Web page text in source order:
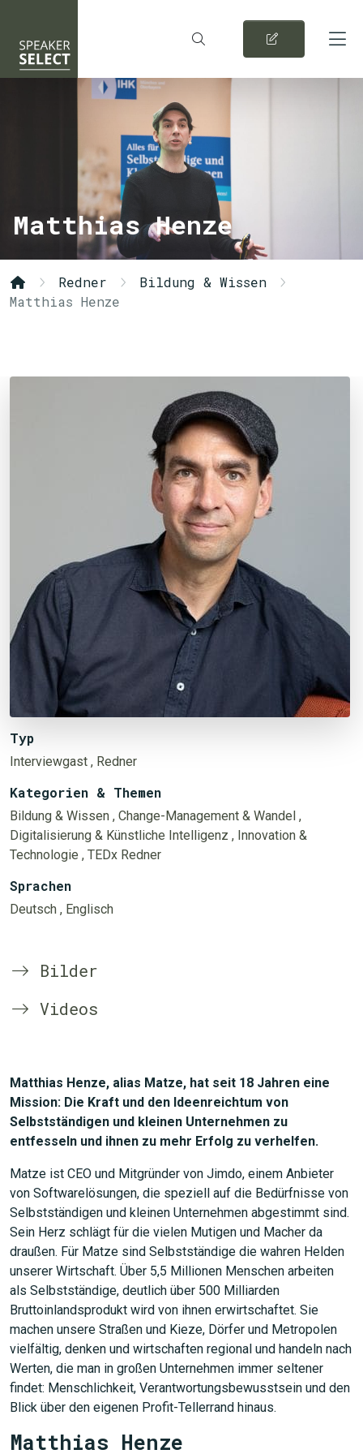
Matthias Henze
Redner
Bildung & Wissen
Matthias Henze
Typ
Interviewgast , Redner
Kategorien & Themen
Bildung & Wissen , Change-Management & Wandel ,
Digitalisierung & Künstliche Intelligenz , Innovation &
Technologie , TEDx Redner
Sprachen
Deutsch , Englisch
Bilder
Videos
Matthias Henze, alias Matze, hat seit 18 Jahren eine
Mission: Die Kraft und den Ideenreichtum von
Selbstständigen und kleinen Unternehmen zu
entfesseln und ihnen zu mehr Erfolg zu verhelfen.
Matze ist CEO und Mitgründer von Jimdo, einem Anbieter
von Softwarelösungen, die speziell auf die Bedürfnisse von
Selbstständigen und kleinen Unternehmen abgestimmt sind.
Sein Herz schlägt für die vielen Mutigen und Macher da
draußen. Für Matze sind Selbstständige die wahren Helden
unserer Wirtschaft. Über 5,5 Millionen Menschen arbeiten
als Selbstständige, deutlich über 500 Milliarden
Bruttoinlandsprodukt wird von ihnen erwirtschaftet. Sie
machen unsere Straßen und Kieze, Dörfer und Metropolen
vielfältig, denken und wirtschaften regional und handeln nach
Werten, die man in großen Unternehmen immer seltener
findet: Menschlichkeit, Verantwortungsbewusstsein und den
Blick über den eigenen Profit-Tellerrand hinaus.
Matthias Henze